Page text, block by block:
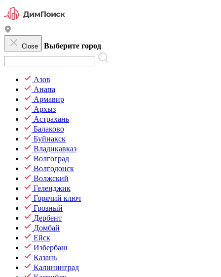
Close Выберите город
Азов
Анапа
Армавир
Архыз
Астрахань
Балаково
Буйнакск
Владикавказ
Волгоград
Волгодонск
Волжский
Геленджик
Горячий ключ
Грозный
Дербент
Домбай
Ейск
Избербаш
Казань
Калининград